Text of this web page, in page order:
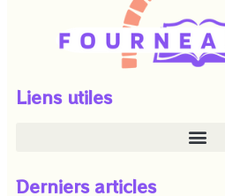
Liens utiles
Derniers articles